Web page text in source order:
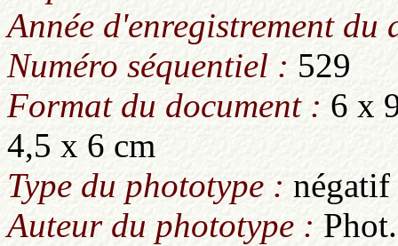
Année d'enregistrement du
Numéro séquentiel : 529
Format du document : 6 x
4,5 x 6 cm
Type du phototype :
Auteur du phototype :